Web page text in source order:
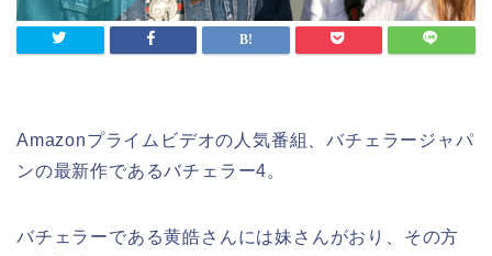
Amazonプライムビデオの人気番組、バチェラージャパ
ンの最新作であるバチェラー4。
バチェラーである黄皓さんには妹さんがおり、その方